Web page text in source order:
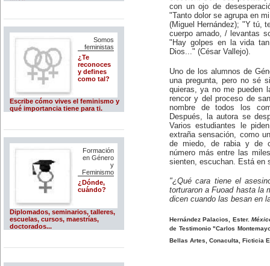
Somos
feministas
¿Te
reconoces
y defines
como tal?
Escribe cómo vives el feminismo y
qué importancia tiene para ti.
Formación
en Género
y
Feminismo
¿Dónde,
cuándo?
Diplomados, seminarios, talleres,
escuelas, cursos, maestrías,
doctorados...
con un ojo de
"Tanto dolor se agrupa en
(Miguel Hernández); "Y tú,
cuerpo amado, / levantas
"Hay golpes en la vida
Dios..." (César Vallejo).
Uno de los alumnos de
una pregunta, pero no sé
quieras, ya no me pueden
rencor y del proceso de
nombre de todos los
Después, la autora se
Varios estudiantes le
extraña sensación, como
de miedo, de rabia y de
número más entre las
sienten, escuchan. Está en
"¿Qué cara tiene el
torturaron a Fuoad hasta la
dicen cuando las besan en
Hernández Palacios, Ester.
de Testimonio "Carlos
Bellas Artes, Conaculta, Ficticia